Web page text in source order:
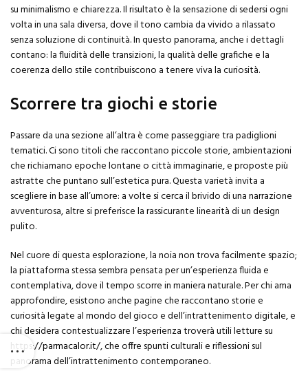
su minimalismo e chiarezza. Il risultato è la sensazione di sedersi ogni
volta in una sala diversa, dove il tono cambia da vivido a rilassato
senza soluzione di continuità. In questo panorama, anche i dettagli
contano: la fluidità delle transizioni, la qualità delle grafiche e la
coerenza dello stile contribuiscono a tenere viva la curiosità.
Scorrere tra giochi e storie
Passare da una sezione all’altra è come passeggiare tra padiglioni
tematici. Ci sono titoli che raccontano piccole storie, ambientazioni
che richiamano epoche lontane o città immaginarie, e proposte più
astratte che puntano sull’estetica pura. Questa varietà invita a
scegliere in base all’umore: a volte si cerca il brivido di una narrazione
avventurosa, altre si preferisce la rassicurante linearità di un design
pulito.
Nel cuore di questa esplorazione, la noia non trova facilmente spazio;
la piattaforma stessa sembra pensata per un’esperienza fluida e
contemplativa, dove il tempo scorre in maniera naturale. Per chi ama
approfondire, esistono anche pagine che raccontano storie e
curiosità legate al mondo del gioco e dell’intrattenimento digitale, e
chi desidera contestualizzare l’esperienza troverà utili letture su
https://parmacalor.it/, che offre spunti culturali e riflessioni sul
panorama dell’intrattenimento contemporaneo.